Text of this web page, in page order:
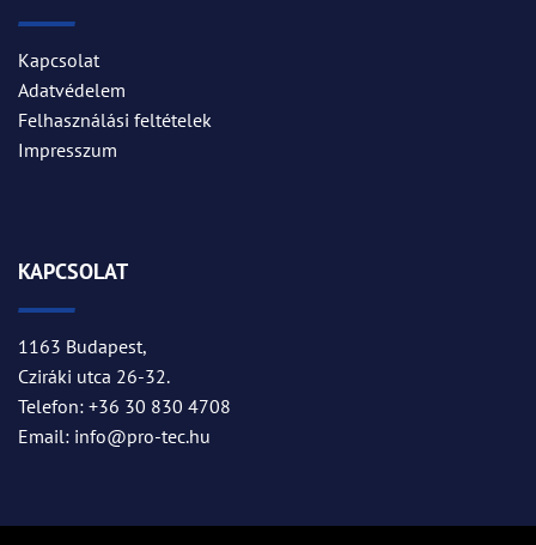
Kapcsolat
Adatvédelem
Felhasználási feltételek
Impresszum
KAPCSOLAT
1163 Budapest,
Cziráki utca 26-32.
Telefon: +36 30 830 4708
Email: info@pro-tec.hu